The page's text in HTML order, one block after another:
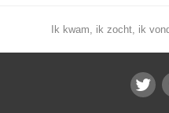
Ik kwam, ik zocht, ik